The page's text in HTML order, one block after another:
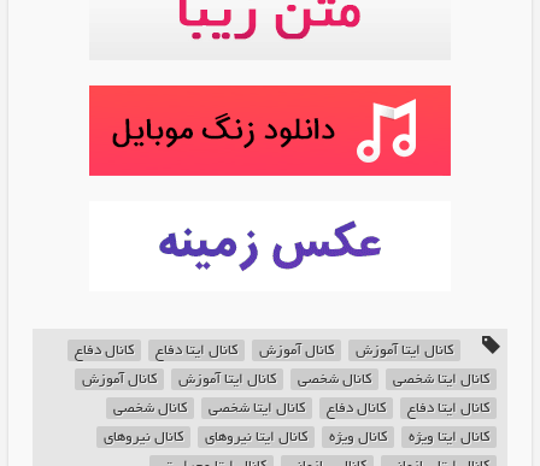
کانال ایتا آموزش کانال آموزش کانال ایتا دفاع
کانال دفاع
کانال ایتا شخصی
کانال شخصی کانال ایتا آموزش
کانال آموزش
کانال ایتا دفاع
کانال دفاع کانال ایتا شخصی
کانال شخصی
کانال ایتا ویژه
کانال ویژه کانال ایتا نیروهای
کانال نیروهای